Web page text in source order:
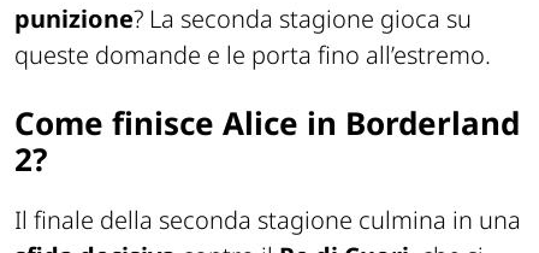
punizione? La seconda stagione gioca su
queste domande e le porta fino all’estremo.
Come finisce Alice in Borderland
2?
Il finale della seconda stagione culmina in una